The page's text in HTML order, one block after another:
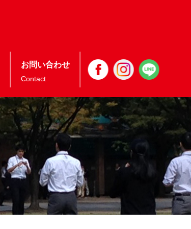
お問い合わせ
Contact